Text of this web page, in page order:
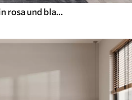
Fototapeten Ombre in rosa und blauem Stil